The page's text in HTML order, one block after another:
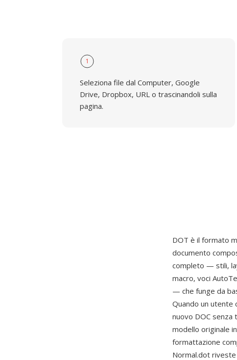
1
Seleziona file dal Computer, Google
Drive, Dropbox, URL o trascinandoli sulla
pagina.
DOT è il formato
documento
completo — stili,
macro, voci
— che funge da
Quando un utente
nuovo DOC
modello originale
formattazione
Normal.dot